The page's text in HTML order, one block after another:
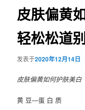
皮肤偏黄
轻松松道
发表于2020年12月14日
皮肤偏黄如何护肤美白
黄 豆—蛋 白 质